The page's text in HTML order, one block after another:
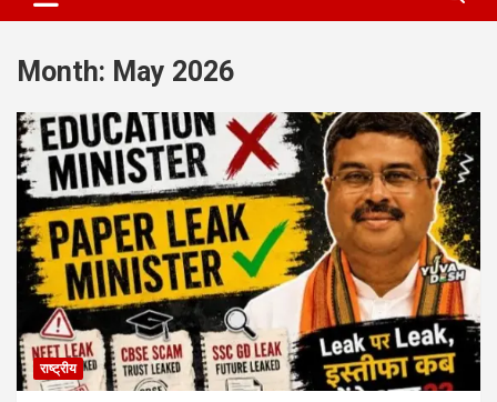
Month: May 2026
राष्ट्रीय